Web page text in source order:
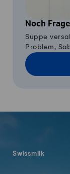
Noch
Suppe
Problem,
Swissmilk